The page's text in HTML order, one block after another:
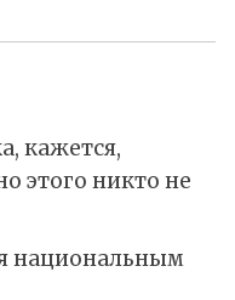
кажется,
этого никто не
национальным